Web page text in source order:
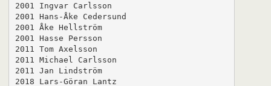
2001 Ingvar Carlsson
2001 Hans-Åke Cedersund
2001 Åke Hellström
2001 Hasse Persson
2011 Tom Axelsson
2011 Michael Carlsson
2011 Jan Lindström
2018 Lars-Göran Lantz